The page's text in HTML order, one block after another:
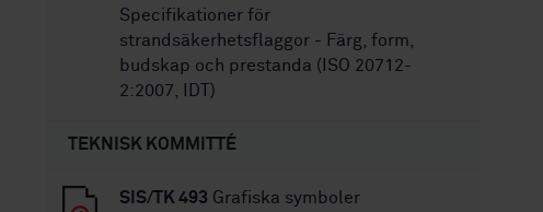
Specifikationer för
strandsäkerhetsflaggor - Färg, form,
budskap och prestanda (ISO 20712-
2:2007, IDT)
TEKNISK KOMMITTÉ
SIS/TK 493 Grafiska symboler